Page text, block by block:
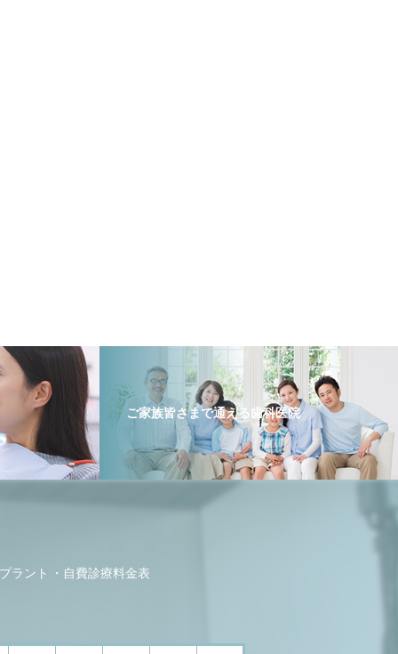
ご家族皆さまで通える歯科医院
ラント 自費診療料金表